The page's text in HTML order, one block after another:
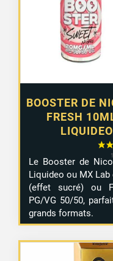
BOOSTER DE
FRESH
Le Booster de
Liquideo ou MX
(effet sucré) ou
PG/VG 50/50,
grands formats.